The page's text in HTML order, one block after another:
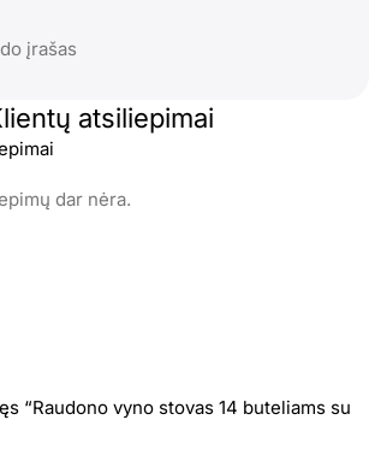
įrašas
atsiliepimai
dar nėra.
“Raudono vyno stovas 14 buteliams su